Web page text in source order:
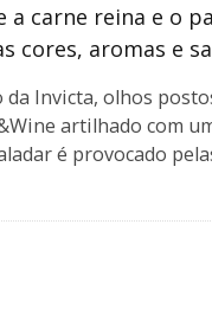
a carne reina e o
cores, aromas e
da Invicta, olhos
artilhado com
é provocado